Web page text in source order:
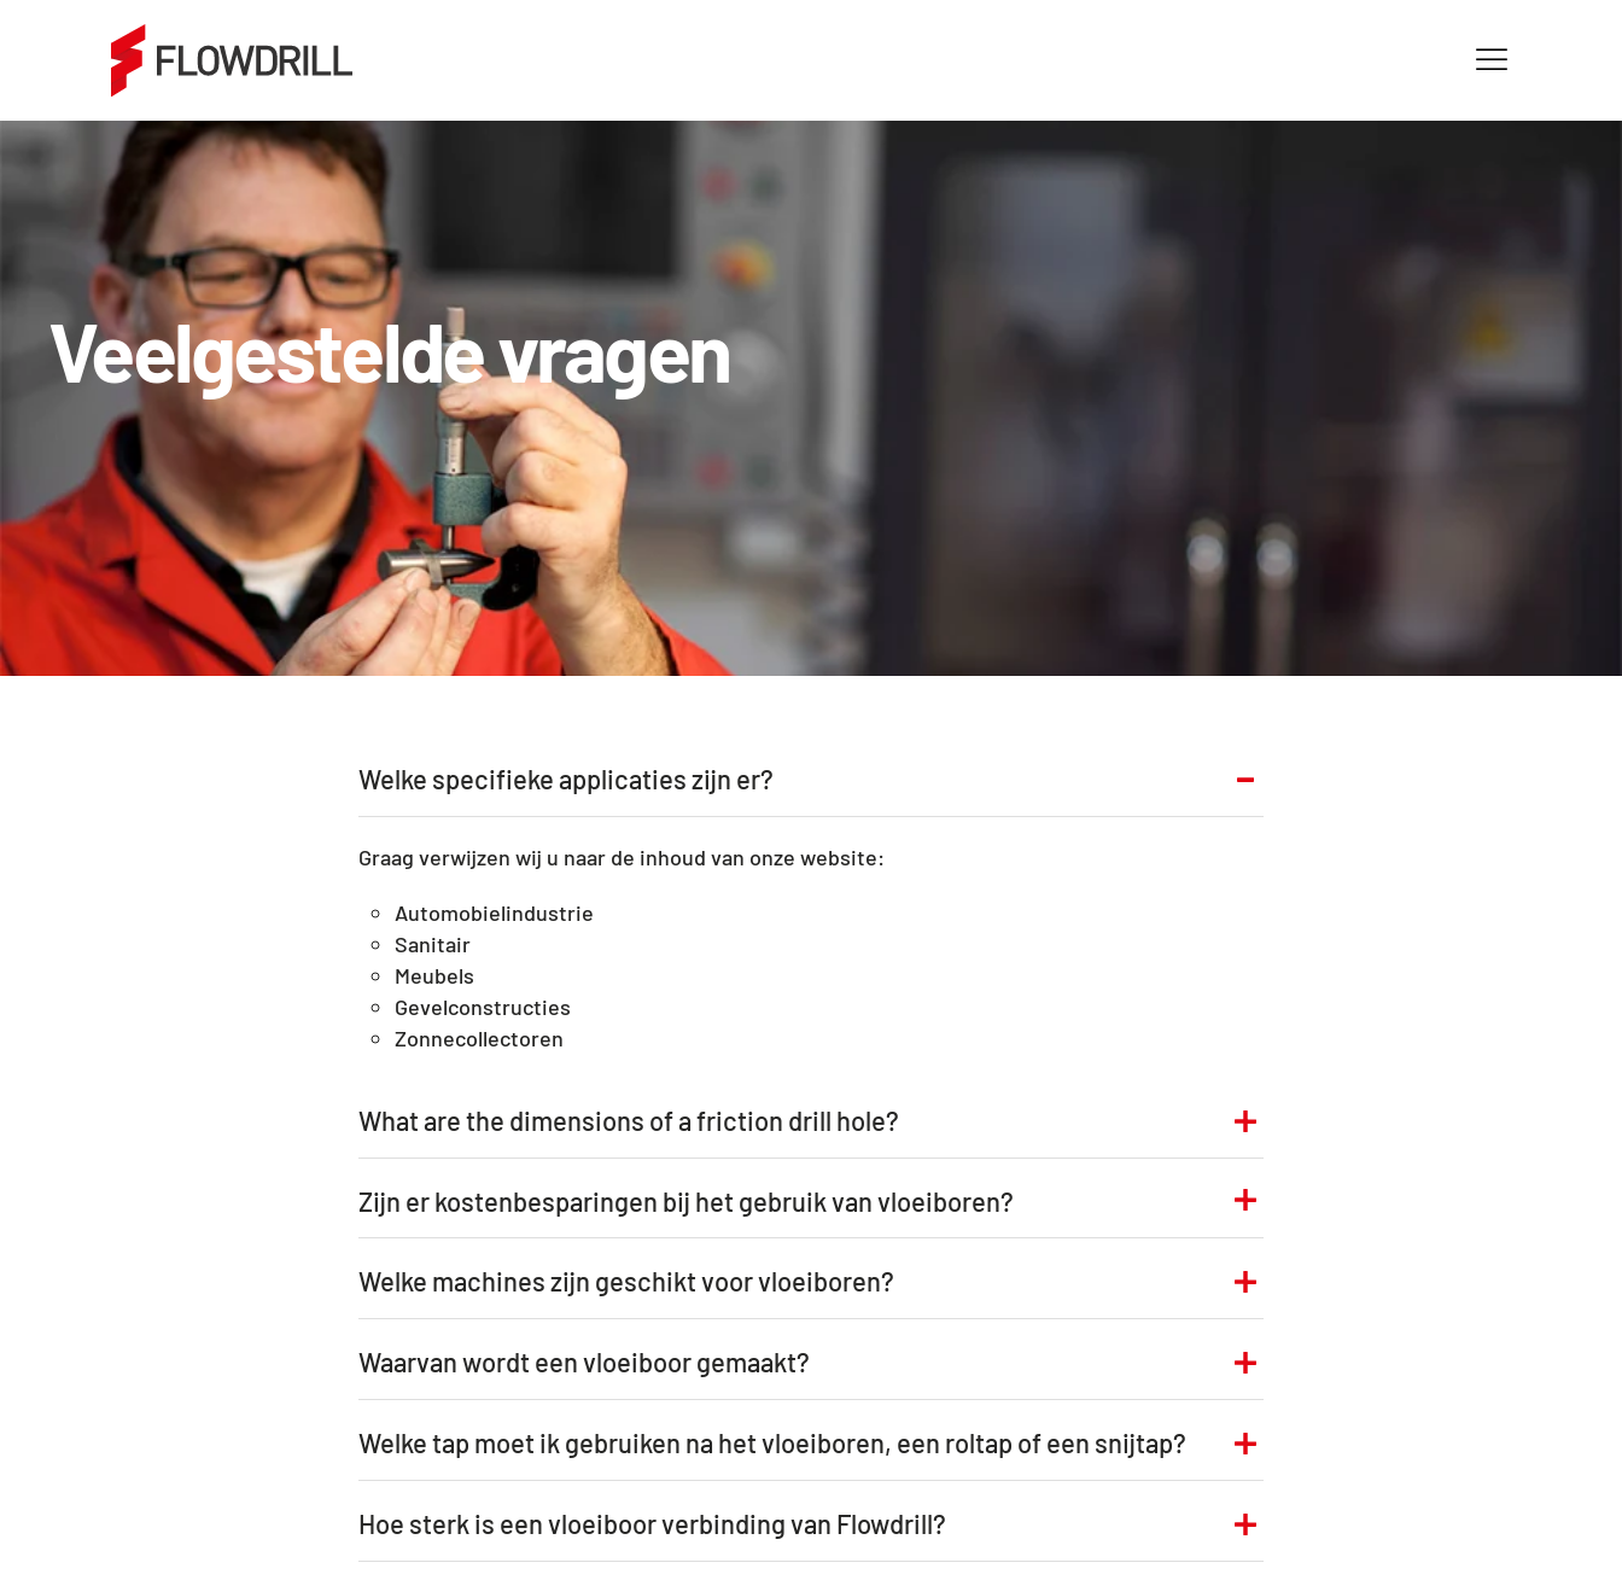
Veelgestelde vragen
Welke specifieke applicaties zijn er?
Graag verwijzen wij u naar de inhoud van onze website:
Automobielindustrie
Sanitair
Meubels
Gevelconstructies
Zonnecollectoren
What are the dimensions of a friction drill hole?
Zijn er kostenbesparingen bij het gebruik van vloeiboren?
Welke machines zijn geschikt voor vloeiboren?
Waarvan wordt een vloeiboor gemaakt?
Welke tap moet ik gebruiken na het vloeiboren, een roltap of een snijtap?
Hoe sterk is een vloeiboor verbinding van Flowdrill?